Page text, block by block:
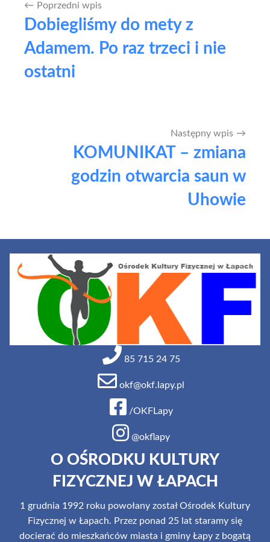
Nawigacja
wpisu
Poprzedni wpis
Dobiegliśmy do mety z
Adamem. Po raz trzeci i nie
ostatni
Następny wpis
KOMUNIKAT – zmiana
godzin otwarcia saun w
Uhowie
85 715 24 75
okf@okf.lapy.pl
/OKFLapy
@okflapy
O OŚRODKU KULTURY
FIZYCZNEJ W ŁAPACH
1 grudnia 1992 roku powołany został Ośrodek Kultury
Fizycznej w Łapach. Przez ponad 25 lat staramy się
docierać do mieszkańców miasta i gminy Łapy z bogatą